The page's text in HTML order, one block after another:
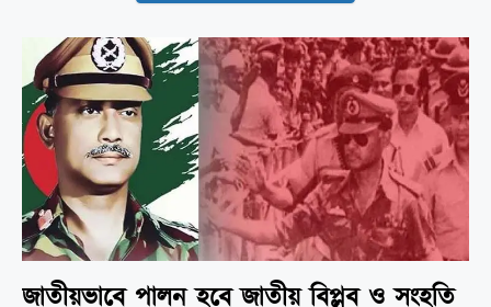
জাতীয়ভাবে পালন হবে জাতীয় বিপ্লব ও সংহতি